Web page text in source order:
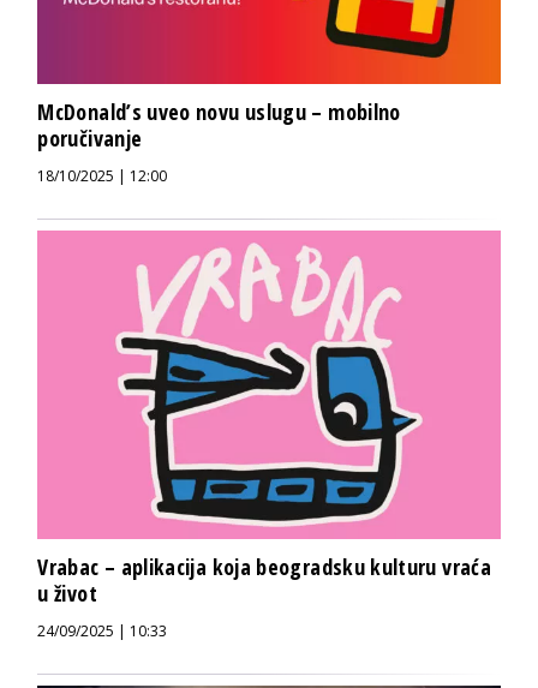
McDonald’s uveo novu uslugu – mobilno
poručivanje
18/10/2025 | 12:00
Vrabac – aplikacija koja beogradsku kulturu vraća
u život
24/09/2025 | 10:33